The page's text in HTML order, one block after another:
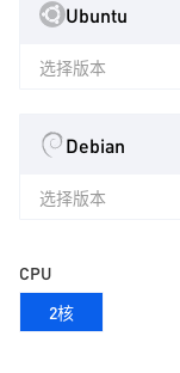
Ubuntu
选择版本
Debian
选择版本
CPU
2核